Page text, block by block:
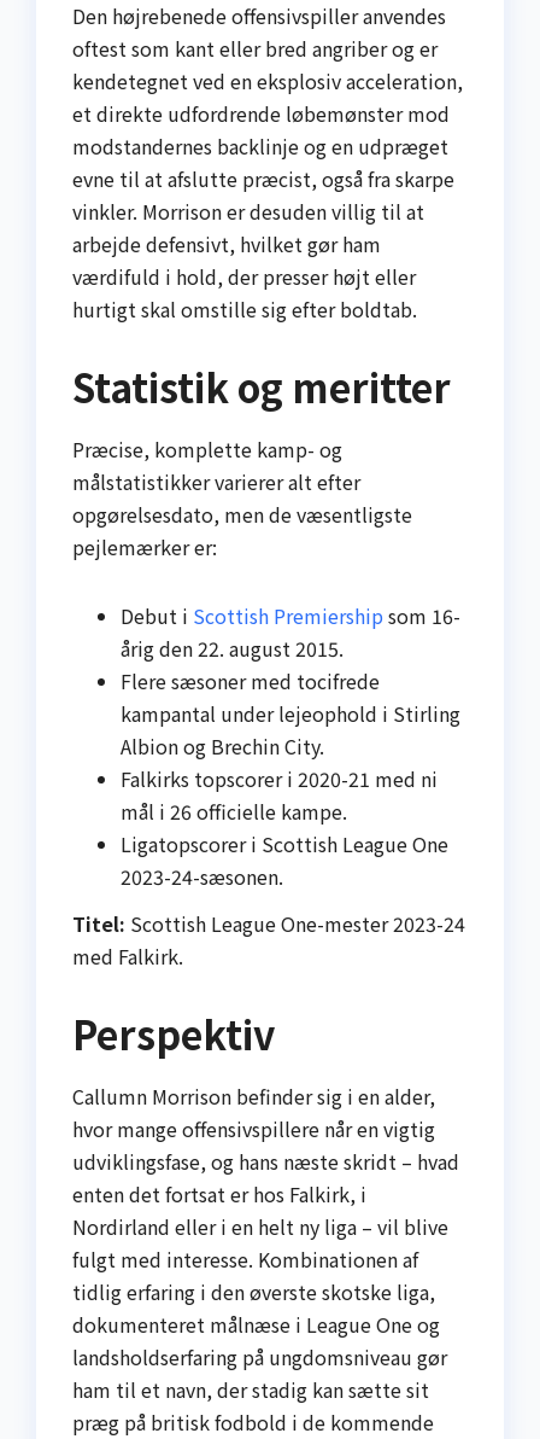
Den højrebenede offensivspiller anvendes
oftest som kant eller bred angriber og er
kendetegnet ved en eksplosiv acceleration,
et direkte udfordrende løbemønster mod
modstandernes backlinje og en udpræget
evne til at afslutte præcist, også fra skarpe
vinkler. Morrison er desuden villig til at
arbejde defensivt, hvilket gør ham
værdifuld i hold, der presser højt eller
hurtigt skal omstille sig efter boldtab.
Statistik og meritter
Præcise, komplette kamp- og
målstatistikker varierer alt efter
opgørelsesdato, men de væsentligste
pejlemærker er:
Debut i Scottish Premiershipsom 16-
årig den 22. august 2015.
Flere sæsoner med tocifrede
kampantal under lejeophold i Stirling
Albion og Brechin City.
Falkirks topscorer i 2020-21 med ni
mål i 26 officielle kampe.
Ligatopscorer i Scottish League One
2023-24-sæsonen.
Titel: Scottish League One-mester 2023-24
med Falkirk.
Perspektiv
Callumn Morrison befinder sig i en alder,
hvor mange offensivspillere når en vigtig
udviklingsfase, og hans næste skridt – hvad
enten det fortsat er hos Falkirk, i
Nordirland eller i en helt ny liga – vil blive
fulgt med interesse. Kombinationen af
tidlig erfaring i den øverste skotske liga,
dokumenteret målnæse i League One og
landsholdserfaring på ungdomsniveau gør
ham til et navn, der stadig kan sætte sit
præg på britisk fodbold i de kommende